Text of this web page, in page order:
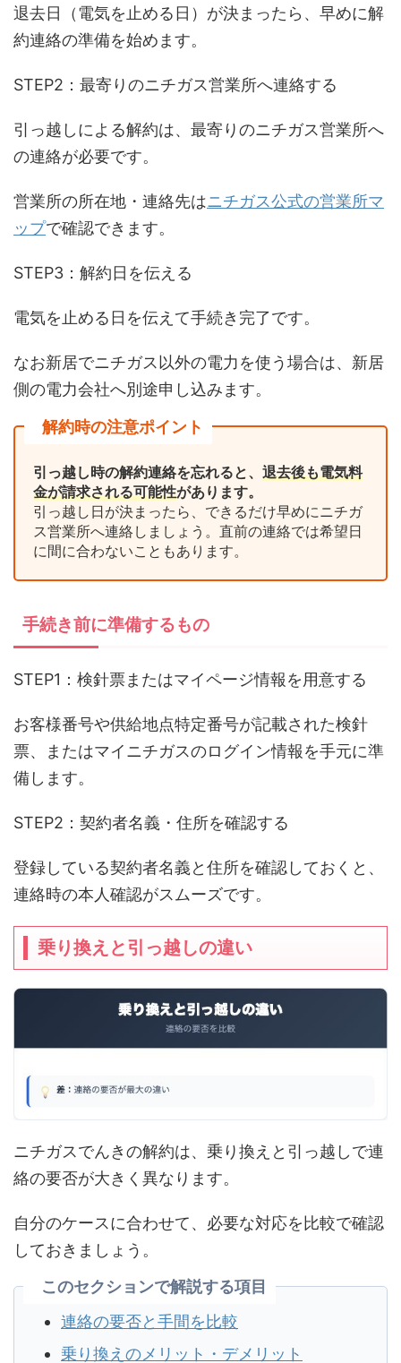
退去日（電気を止める日）が決まったら、早めに解
約連絡の準備を始めます。
STEP2：最寄りのニチガス営業所へ連絡する
引っ越しによる解約は、最寄りのニチガス営業所へ
の連絡が必要です。
営業所の所在地・連絡先はニチガス公式の営業所マ
ップで確認できます。
STEP3：解約日を伝える
電気を止める日を伝えて手続き完了です。
なお新居でニチガス以外の電力を使う場合は、新居
側の電力会社へ別途申し込みます。
解約時の注意ポイント
引っ越し時の解約連絡を忘れると、 退去後も電気料
金が請求される可能性があります。
引っ越し日が決まったら、できるだけ早めにニチガ
ス営業所へ連絡しましょう。直前の連絡では希望日
に間に合わないこともあります。
手続き前に準備するもの
STEP1：検針票またはマイページ情報を用意する
お客様番号や供給地点特定番号が記載された検針
票、またはマイニチガスのログイン情報を手元に準
備します。
STEP2：契約者名義・住所を確認する
登録している契約者名義と住所を確認しておくと、
連絡時の本人確認がスムーズです。
乗り換えと引っ越しの違い
ニチガスでんきの解約は、乗り換えと引っ越しで連
絡の要否が大きく異なります。
自分のケースに合わせて、必要な対応を比較で確認
しておきましょう。
このセクションで解説する項目
連絡の要否と手間を比較
乗り換えのメリット・デメリット